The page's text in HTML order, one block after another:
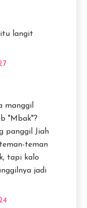
langit
manggil
"Mbak"?
panggil Jiah
teman
tapi kalo
jadi